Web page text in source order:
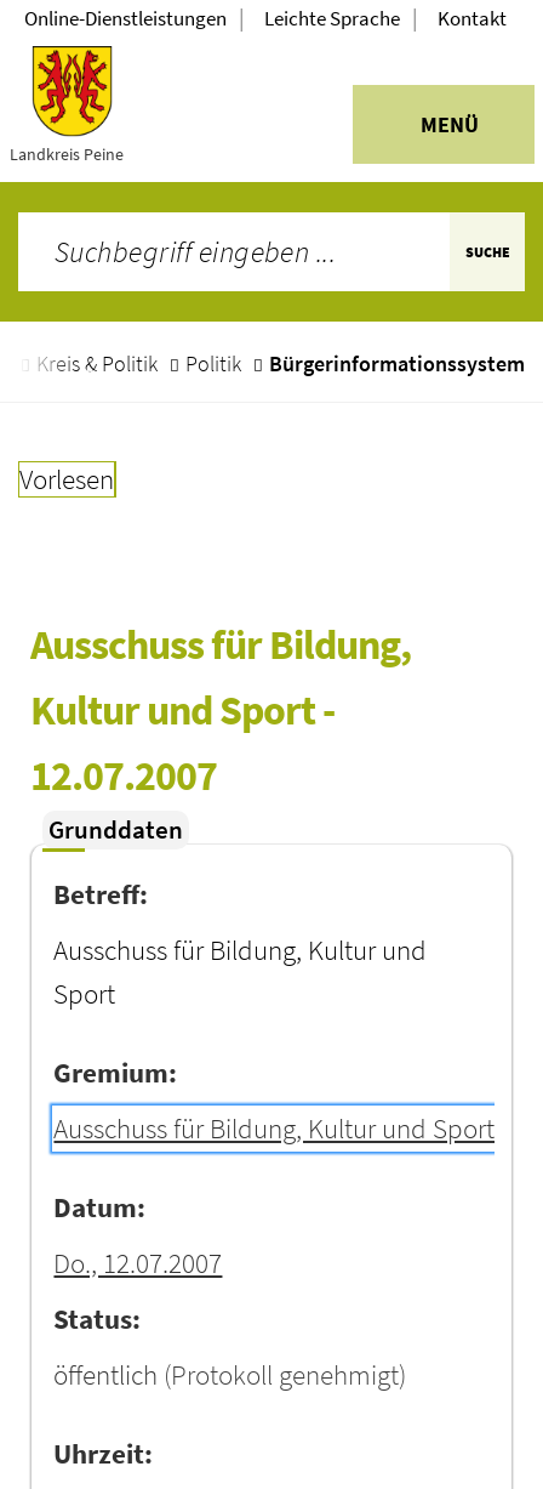
Landkreis Peine
MENÜ
Online-Dienstleistungen | Leichte Sprache | Kontakt
SUCHE
Kreis & Politik Politik Bürgerinformationssystem
Vorlesen
Ausschuss für Bildung,
Kultur und Sport -
12.07.2007
Grunddaten
Betreff:
Ausschuss für Bildung, Kultur und
Sport
Gremium:
Ausschuss für Bildung, Kultur und Sport
Datum:
Do., 12.07.2007
Status:
öffentlich (Protokoll genehmigt)
Uhrzeit: